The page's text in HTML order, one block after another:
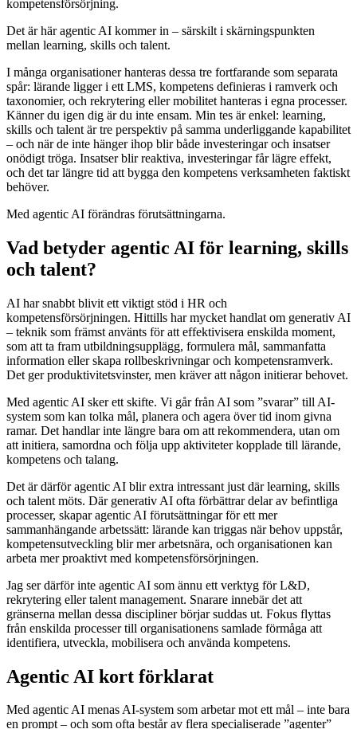
kompetensförsörjning.
Det är här agentic AI kommer in – särskilt i skärningspunkten
mellan learning, skills och talent.
I många organisationer hanteras dessa tre fortfarande som separata
spår: lärande ligger i ett LMS, kompetens definieras i ramverk och
taxonomier, och rekrytering eller mobilitet hanteras i egna processer.
Känner du igen dig är du inte ensam. Min tes är enkel: learning,
skills och talent är tre perspektiv på samma underliggande kapabilitet
– och när de inte hänger ihop blir både investeringar och insatser
onödigt tröga. Insatser blir reaktiva, investeringar får lägre effekt,
och det tar längre tid att bygga den kompetens verksamheten faktiskt
behöver.
Med agentic AI förändras förutsättningarna.
Vad betyder agentic AI för learning, skills
och talent?
AI har snabbt blivit ett viktigt stöd i HR och
kompetensförsörjningen. Hittills har mycket handlat om generativ AI
– teknik som främst använts för att effektivisera enskilda moment,
som att ta fram utbildningsupplägg, formulera mål, sammanfatta
information eller skapa rollbeskrivningar och kompetensramverk.
Det ger produktivitetsvinster, men kräver att någon initierar behovet.
Med agentic AI sker ett skifte. Vi går från AI som ”svarar” till AI-
system som kan tolka mål, planera och agera över tid inom givna
ramar. Det handlar inte längre bara om att rekommendera, utan om
att initiera, samordna och följa upp aktiviteter kopplade till lärande,
kompetens och talang.
Det är därför agentic AI blir extra intressant just där learning, skills
och talent möts. Där generativ AI ofta förbättrar delar av befintliga
processer, skapar agentic AI förutsättningar för ett mer
sammanhängande arbetssätt: lärande kan triggas när behov uppstår,
kompetensutveckling blir mer arbetsnära, och organisationen kan
arbeta mer proaktivt med kompetensförsörjningen.
Jag ser därför inte agentic AI som ännu ett verktyg för L&D,
rekrytering eller talent management. Snarare innebär det att
gränserna mellan dessa discipliner börjar suddas ut. Fokus flyttas
från enskilda processer till organisationens samlade förmåga att
identifiera, utveckla, mobilisera och använda kompetens.
Agentic AI kort förklarat
Med agentic AI menas AI-system som arbetar mot ett mål – inte bara
en prompt – och som ofta består av flera specialiserade ”agenter”